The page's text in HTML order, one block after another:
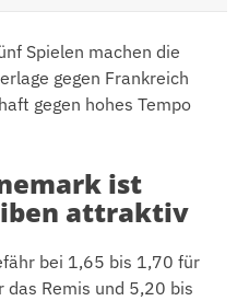
Spielen machen die
gegen Frankreich
gegen hohes Tempo
ist
attraktiv
bei 1,65 bis 1,70 für
Remis und 5,20 bis